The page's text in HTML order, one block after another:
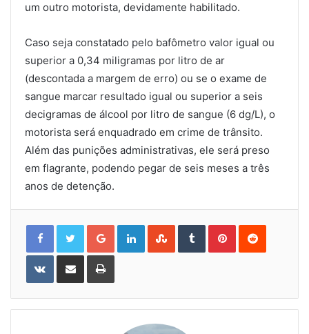
um outro motorista, devidamente habilitado.
Caso seja constatado pelo bafômetro valor igual ou
superior a 0,34 miligramas por litro de ar
(descontada a margem de erro) ou se o exame de
sangue marcar resultado igual ou superior a seis
decigramas de álcool por litro de sangue (6 dg/L), o
motorista será enquadrado em crime de trânsito.
Além das punições administrativas, ele será preso
em flagrante, podendo pegar de seis meses a três
anos de detenção.
Google+LinkedInStumbleUpon
TumblrPinterestReddit
VKontakteShare
Email
Print